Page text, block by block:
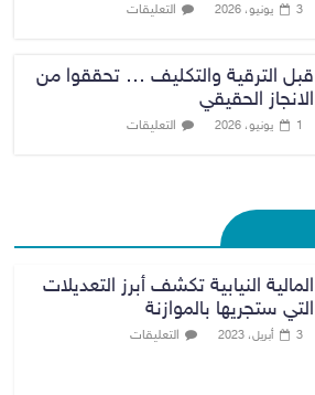
3 يونيو، 2026 التعليقات
قبل الترقية والتكليف … تحققوا من
الانجاز الحقيقي
1 يونيو، 2026 التعليقات
المالية النيابية تكشف أبرز التعديلات
التي ستجريها بالموازنة
3 أبريل، 2023 التعليقات